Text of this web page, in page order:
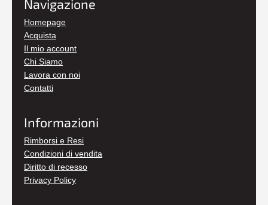
Navigazione
Homepage
Acquista
Il mio account
Chi Siamo
Lavora con noi
Contatti
Informazioni
Rimborsi e Resi
Condizioni di vendita
Diritto di recesso
Privacy Policy